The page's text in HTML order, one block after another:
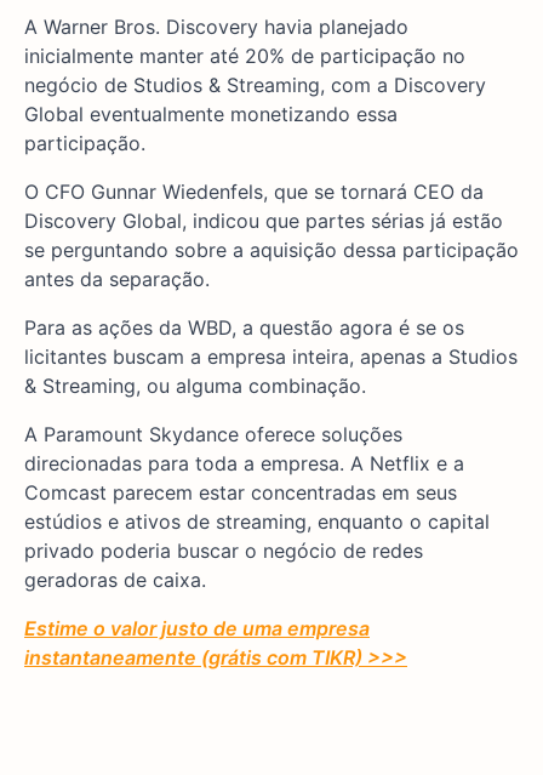
A Warner Bros. Discovery havia planejado
inicialmente manter até 20% de participação no
negócio de Studios & Streaming, com a Discovery
Global eventualmente monetizando essa
participação.
O CFO Gunnar Wiedenfels, que se tornará CEO da
Discovery Global, indicou que partes sérias já estão
se perguntando sobre a aquisição dessa participação
antes da separação.
Para as ações da WBD, a questão agora é se os
licitantes buscam a empresa inteira, apenas a Studios
& Streaming, ou alguma combinação.
A Paramount Skydance oferece soluções
direcionadas para toda a empresa. A Netflix e a
Comcast parecem estar concentradas em seus
estúdios e ativos de streaming, enquanto o capital
privado poderia buscar o negócio de redes
geradoras de caixa.
Estime o valor justo de uma empresa
instantaneamente (grátis com TIKR) >>>